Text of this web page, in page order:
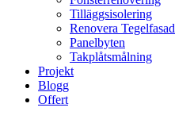
Tilläggsisolering
Renovera Tegelfasad
Panelbyten
Takplåtsmålning
Projekt
Blogg
Offert